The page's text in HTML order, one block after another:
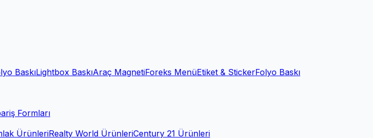
BaskıLightbox BaskıAraç MagnetiForeks MenüEtiket & StickerFolyo Baskı
Formları
ÜrünleriRealty World ÜrünleriCentury 21 Ürünleri